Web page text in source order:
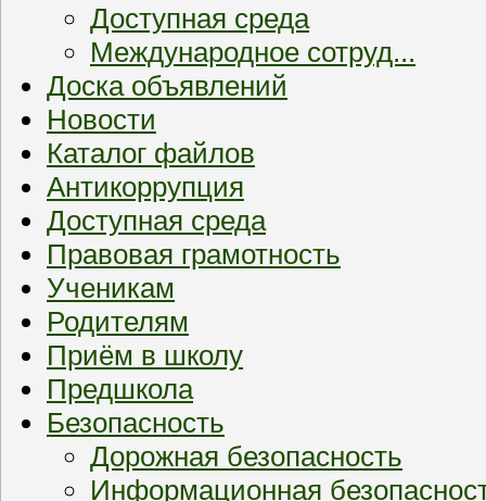
Доступная среда
Международное сотруд...
Доска объявлений
Новости
Каталог файлов
Антикоррупция
Доступная среда
Правовая грамотность
Ученикам
Родителям
Приём в школу
Предшкола
Безопасность
Дорожная безопасность
Информационная